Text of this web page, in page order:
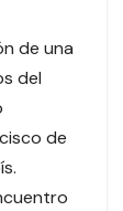
de una
del
de